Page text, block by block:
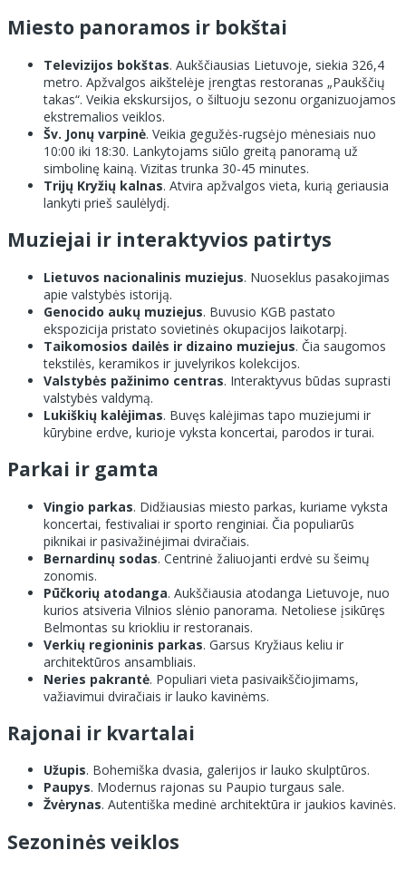
Miesto panoramos ir bokštai
Televizijos bokštas. Aukščiausias Lietuvoje, siekia 326,4
metro. Apžvalgos aikštelėje įrengtas restoranas „Paukščių
takas“. Veikia ekskursijos, o šiltuoju sezonu organizuojamos
ekstremalios veiklos.
Šv. Jonų varpinė. Veikia gegužės-rugsėjo mėnesiais nuo
10:00 iki 18:30. Lankytojams siūlo greitą panoramą už
simbolinę kainą. Vizitas trunka 30-45 minutes.
Trijų Kryžių kalnas. Atvira apžvalgos vieta, kurią geriausia
lankyti prieš saulėlydį.
Muziejai ir interaktyvios patirtys
Lietuvos nacionalinis muziejus. Nuoseklus pasakojimas
apie valstybės istoriją.
Genocido aukų muziejus. Buvusio KGB pastato
ekspozicija pristato sovietinės okupacijos laikotarpį.
Taikomosios dailės ir dizaino muziejus. Čia saugomos
tekstilės, keramikos ir juvelyrikos kolekcijos.
Valstybės pažinimo centras. Interaktyvus būdas suprasti
valstybės valdymą.
Lukiškių kalėjimas. Buvęs kalėjimas tapo muziejumi ir
kūrybine erdve, kurioje vyksta koncertai, parodos ir turai.
Parkai ir gamta
Vingio parkas. Didžiausias miesto parkas, kuriame vyksta
koncertai, festivaliai ir sporto renginiai. Čia populiarūs
piknikai ir pasivažinėjimai dviračiais.
Bernardinų sodas. Centrinė žaliuojanti erdvė su šeimų
zonomis.
Pūčkorių atodanga. Aukščiausia atodanga Lietuvoje, nuo
kurios atsiveria Vilnios slėnio panorama. Netoliese įsikūręs
Belmontas su kriokliu ir restoranais.
Verkių regioninis parkas. Garsus Kryžiaus keliu ir
architektūros ansambliais.
Neries pakrantė. Populiari vieta pasivaikščiojimams,
važiavimui dviračiais ir lauko kavinėms.
Rajonai ir kvartalai
Užupis. Bohemiška dvasia, galerijos ir lauko skulptūros.
Paupys. Modernus rajonas su Paupio turgaus sale.
Žvėrynas. Autentiška medinė architektūra ir jaukios kavinės.
Sezoninės veiklos